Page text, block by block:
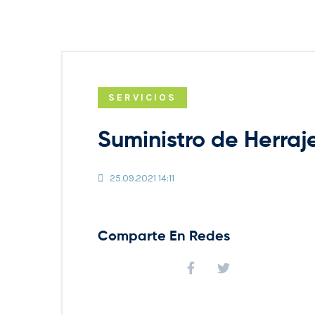
SERVICIOS
Suministro de
25.09.2021 14:11
Comparte En Redes